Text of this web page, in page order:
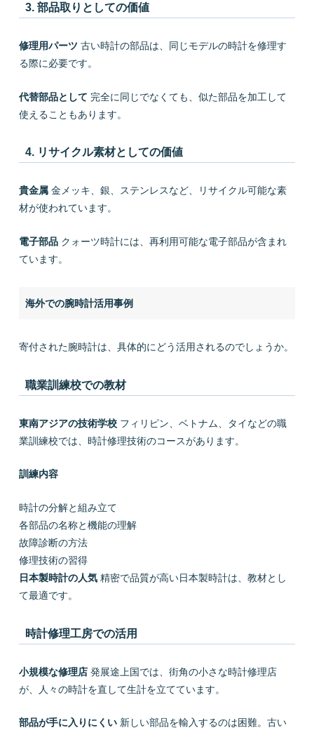
3. 部品取りとしての価値
修理用パーツ 古い時計の部品は、同じモデルの時計を修理す
る際に必要です。
代替部品として 完全に同じでなくても、似た部品を加工して
使えることもあります。
4. リサイクル素材としての価値
貴金属金メッキ、銀、ステンレスなど、リサイクル可能な素
材が使われています。
電子部品クォーツ時計には、再利用可能な電子部品が含まれ
ています。
海外での腕時計活用事例
寄付された腕時計は、具体的にどう活用されるのでしょうか。
職業訓練校での教材
東南アジアの技術学校フィリピン、ベトナム、タイなどの職
業訓練校では、時計修理技術のコースがあります。
訓練内容
時計の分解と組み立て
各部品の名称と機能の理解
故障診断の方法
修理技術の習得
日本製時計の人気精密で品質が高い日本製時計は、教材とし
て最適です。
時計修理工房での活用
小規模な修理店発展途上国では、街角の小さな時計修理店
が、人々の時計を直して生計を立てています。
部品が手に入りにくい新しい部品を輸入するのは困難。古い